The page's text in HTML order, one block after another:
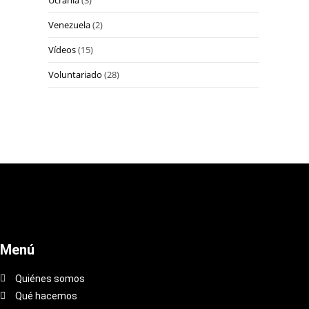
Venezuela(2)
Vídeos(15)
Voluntariado (28)
Menú
Quiénes somos
Qué hacemos